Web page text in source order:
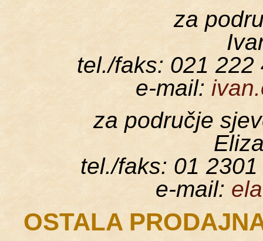
za
tel./faks: 021
e-mail:
za područje
tel./faks: 01
e-mail:
OSTALA